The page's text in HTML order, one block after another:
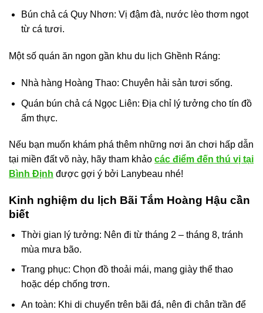
Bún chả cá Quy Nhơn: Vị đậm đà, nước lèo thơm ngọt
từ cá tươi.
Một số quán ăn ngon gần khu du lịch Ghềnh Ráng:
Nhà hàng Hoàng Thao: Chuyên hải sản tươi sống.
Quán bún chả cá Ngọc Liên: Địa chỉ lý tưởng cho tín đồ
ẩm thực.
Nếu bạn muốn khám phá thêm những nơi ăn chơi hấp dẫn
tại miền đất võ này, hãy tham khảo các điểm đến thú vị tại
Bình Định được gợi ý bởi Lanybeau nhé!
Kinh nghiệm du lịch Bãi Tắm Hoàng Hậu cần
biết
Thời gian lý tưởng: Nên đi từ tháng 2 – tháng 8, tránh
mùa mưa bão.
Trang phục: Chọn đồ thoải mái, mang giày thể thao
hoặc dép chống trơn.
An toàn: Khi di chuyển trên bãi đá, nên đi chân trần để